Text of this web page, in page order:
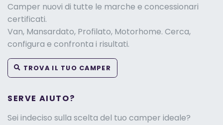
Camper nuovi di tutte le marche e concessionari
certificati.
Van, Mansardato, Profilato, Motorhome. Cerca,
configura e confronta i risultati.
TROVA IL TUO CAMPER
SERVE AIUTO?
Sei indeciso sulla scelta del tuo camper ideale?